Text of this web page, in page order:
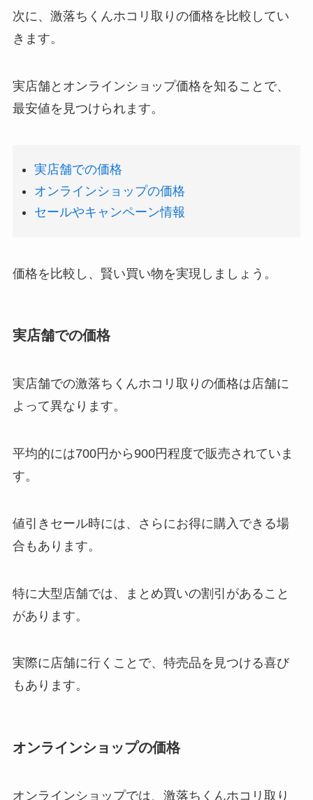
次に、激落ちくんホコリ取りの価格を比較してい
きます。
実店舗とオンラインショップ価格を知ることで、
最安値を見つけられます。
実店舗での価格
オンラインショップの価格
セールやキャンペーン情報
価格を比較し、賢い買い物を実現しましょう。
実店舗での価格
実店舗での激落ちくんホコリ取りの価格は店舗に
よって異なります。
平均的には700円から900円程度で販売されていま
す。
値引きセール時には、さらにお得に購入できる場
合もあります。
特に大型店舗では、まとめ買いの割引があること
があります。
実際に店舗に行くことで、特売品を見つける喜び
もあります。
オンラインショップの価格
オンラインショップでは、激落ちくんホコリ取り